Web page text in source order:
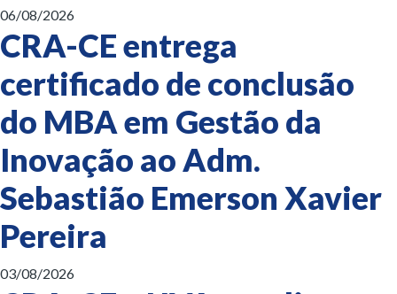
06/08/2026
CRA-CE entrega
certificado de conclusão
do MBA em Gestão da
Inovação ao Adm.
Sebastião Emerson Xavier
Pereira
03/08/2026